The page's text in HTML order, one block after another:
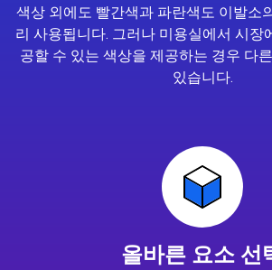
색상 외에도 빨간색과 파란색도 이발소
리 사용됩니다. 그러나 미용실에서 시장
공할 수 있는 색상을 제공하는 경우 다
있습니다.
올바른 요소 선